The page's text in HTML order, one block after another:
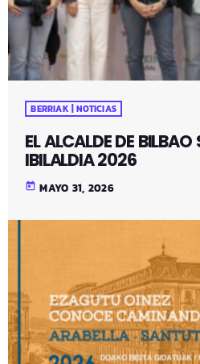
BERRIAK | NOTICIAS
EL ALCALDE DE BILBAO
IBILALDIA 2026
today MAYO 31, 2026